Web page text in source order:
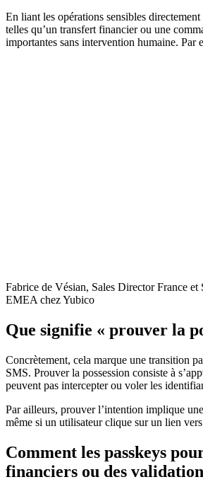
En liant les opérations sensibles
telles qu’un transfert financier ou une
importantes sans intervention humaine. Par
Fabrice de Vésian, Sales Director France et
EMEA chez Yubico
Que signifie « prouver la
Concrètement, cela marque une transition
SMS. Prouver la possession consiste à
peuvent pas intercepter ou voler les
Par ailleurs, prouver l’intention implique
même si un utilisateur clique sur un lien
Comment les passkeys
financiers ou des